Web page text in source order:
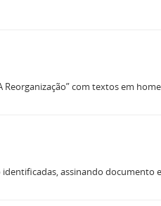
com textos em
assinando